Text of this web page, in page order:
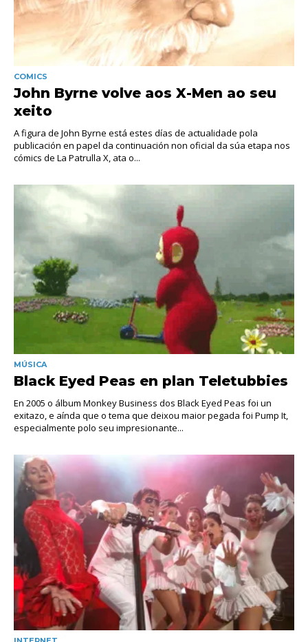
COMICS
John Byrne volve aos X-Men ao seu
xeito
A figura de John Byrne está estes días de actualidade pola
publicación en papel da continuación non oficial da súa etapa nos
cómics de La Patrulla X, ata o...
MÚSICA
Black Eyed Peas en plan Teletubbies
En 2005 o álbum Monkey Business dos Black Eyed Peas foi un
exitazo, e aínda que o tema que deixou maior pegada foi Pump It,
especialmente polo seu impresionante...